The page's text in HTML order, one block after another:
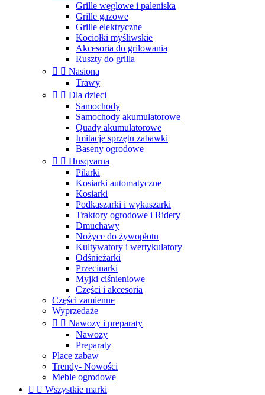
Grille węglowe i paleniska
Grille gazowe
Grille elektryczne
Kociołki myśliwskie
Akcesoria do grilowania
Ruszty do grilla
  Nasiona
Trawy
  Dla dzieci
Samochody
Samochody akumulatorowe
Quady akumulatorowe
Imitacje sprzętu zabawki
Baseny ogrodowe
  Husqvarna
Pilarki
Kosiarki automatyczne
Kosiarki
Podkaszarki i wykaszarki
Traktory ogrodowe i Ridery
Dmuchawy
Nożyce do żywopłotu
Kultywatory i wertykulatory
Odśnieżarki
Przecinarki
Myjki ciśnieniowe
Części i akcesoria
Części zamienne
Wyprzedaże
  Nawozy i preparaty
Nawozy
Preparaty
Place zabaw
Trendy- Nowości
Meble ogrodowe
  Wszystkie marki